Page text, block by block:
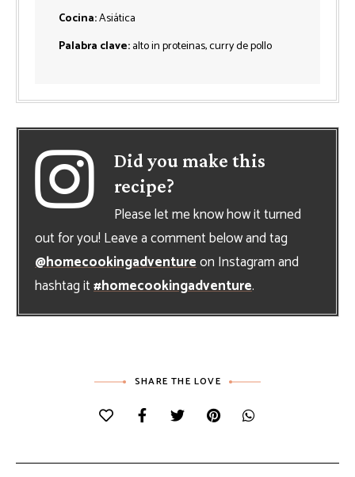
Cocina:Asiática
Palabra clave:alto in proteinas, curry de pollo
Did you make this
recipe?
Please let me know how it turned
out for you! Leave a comment below and tag
@homecookingadventureon Instagram and
hashtag it#homecookingadventure.
SHARE THE LOVE